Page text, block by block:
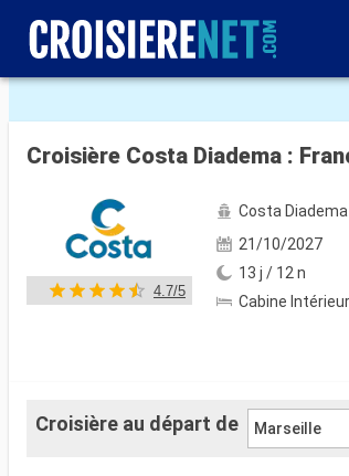
Voir les 56 autres photos
Croisière Costa Diadema :
4.7/5
Costa Diadema
21/10/2027
13 j / 12 n
Cabine
Croisière au départ de Marseille